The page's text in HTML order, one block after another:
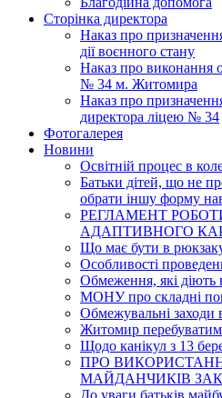
Сторінка директора
Наказ про
дії воєнного стану
Наказ про виконання
№ 34 м. Житомира
Наказ про
директора ліцею № 34
Фотогалерея
Новини
Освітній процес в
Батьки дітей, що не
обрати іншу форму
РЕГЛАМЕНТ
АДАПТИВНОГО
Що має бути в
Особливості
Обмеження, які діють
МОНУ про складні
Обмежувальні заходи
Житомир
Щодо канікул з 13
ПРО
МАЙДАНЧИКІВ
До уваги батьків